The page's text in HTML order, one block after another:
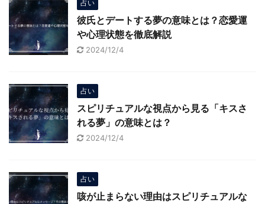
占い
彼氏とデートする夢の意味とは？恋愛運
や心理状態を徹底解説
2024/12/4
占い
スピリチュアルな視点から見る「キスさ
れる夢」の意味とは？
2024/12/4
占い
咳が止まらない理由はスピリチュアルな